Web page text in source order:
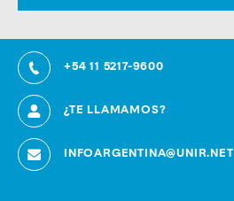
+54 11 5217-9600
¿TE LLAMAMOS?
INFOARGENTINA@UNIR.NET